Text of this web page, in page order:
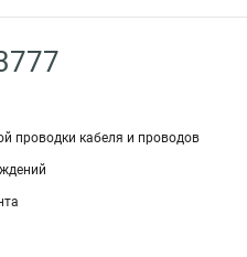
проводки кабеля и проводов